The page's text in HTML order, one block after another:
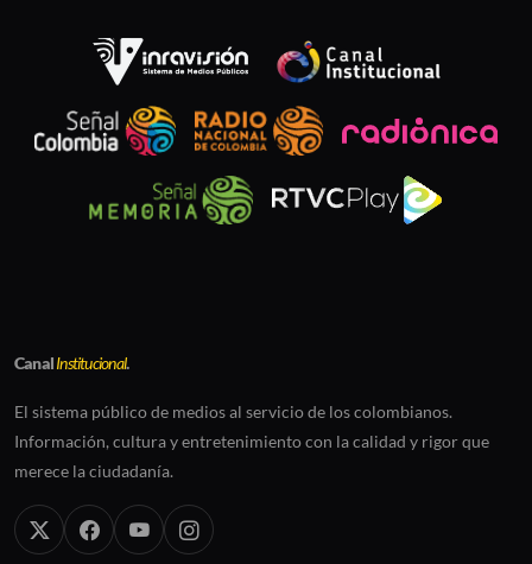
CanalInstitucional.
El sistema público de medios al servicio de los colombianos.
Información, cultura y entretenimiento con la calidad y rigor que
merece la ciudadanía.